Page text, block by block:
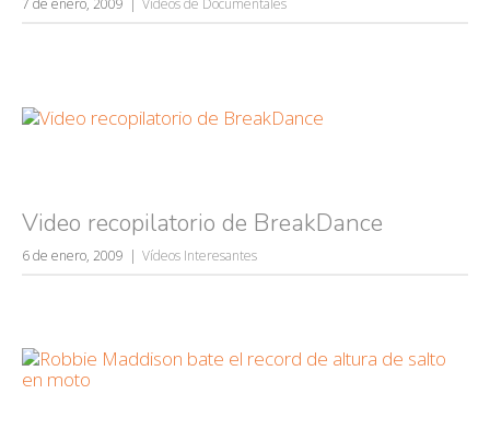
Búsquedas populares
wtf
rusos
7 de enero, 2009 Videos de Documentales
Video recopilatorio de BreakDance
6 de enero, 2009 Vídeos Interesantes